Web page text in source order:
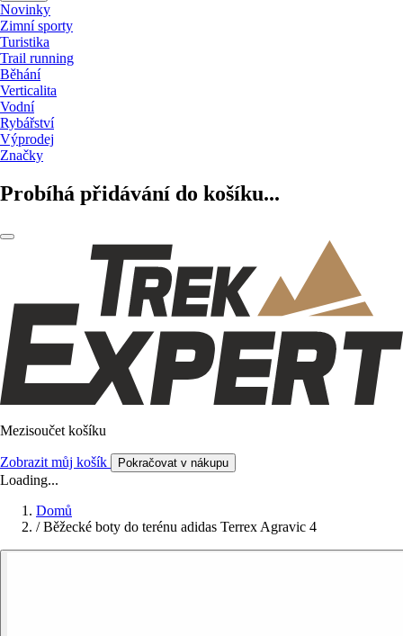
Novinky
Zimní sporty
Turistika
Trail running
Běhání
Verticalita
Vodní
Rybářství
Výprodej
Značky
Probíhá přidávání do košíku...
Mezisoučet košíku
Zobrazit můj košík Pokračovat v nákupu
Loading...
Domů
/ Běžecké boty do terénu adidas Terrex Agravic 4